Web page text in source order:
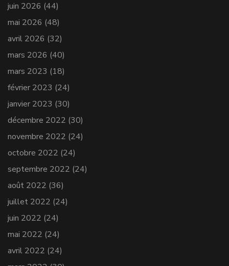
juin 2026 (44)
mai 2026 (48)
avril 2026 (32)
mars 2026 (40)
mars 2023 (18)
février 2023 (24)
janvier 2023 (30)
décembre 2022 (30)
novembre 2022 (24)
octobre 2022 (24)
septembre 2022 (24)
août 2022 (36)
juillet 2022 (24)
juin 2022 (24)
mai 2022 (24)
avril 2022 (24)